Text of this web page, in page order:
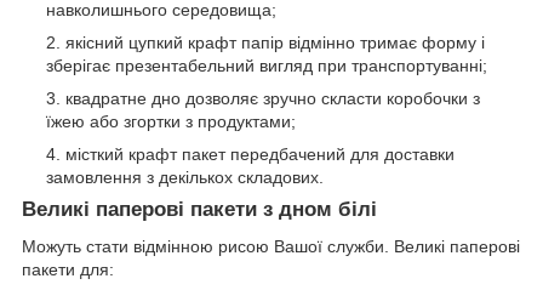
навколишнього середовища;
якісний цупкий крафт папір відмінно тримає форму і
зберігає презентабельний вигляд при транспортуванні;
квадратне дно дозволяє зручно скласти коробочки з
їжею або згортки з продуктами;
місткий крафт пакет передбачений для доставки
замовлення з декількох складових.
Великі паперові пакети з дном білі
Можуть стати відмінною рисою Вашої служби. Великі паперові
пакети для: